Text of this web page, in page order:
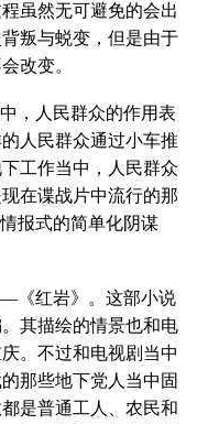
虽然无可避免的会出
叛与蜕变，但是由于
改变。
，人民群众的作用表
人民群众通过小车推
工作当中，人民群众
在谍战片中流行的那
报式的简单化阴谋
《红岩》。这部小说
其描绘的情景也和电
。不过和电视剧当中
那些地下党人当中固
是普通工人、农民和